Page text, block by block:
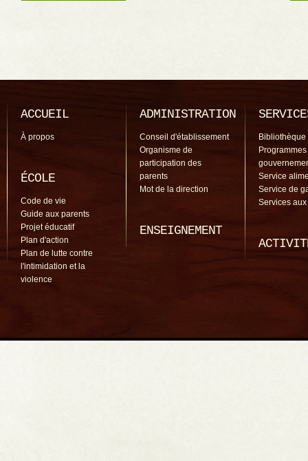
ACCUEIL
À propos
ÉCOLE
Code de vie
Guide aux parents
Projet éducatif
Plan d'action
Plan de lutte contre
l'intimidation et la
violence
ADMINISTRATION
Conseil d'établissement
Organisme de
participation des
parents
Mot de la direction
ENSEIGNEMENT
Bibliothèque
Programmes
Service
Service de
Services